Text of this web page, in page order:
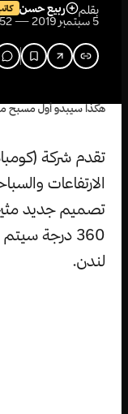
بقلم ربيع حسن
5 سبتمبر 2019 — 05:52 م
هكذا سيبدو أول مسبح
تقدم شركة
الارتفاعات
تصميم جديد
360 درجة
لندن.